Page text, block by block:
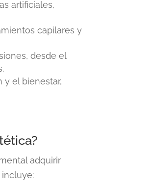
artificiales,
capilares y
desde el
y el bienestar,
adquirir